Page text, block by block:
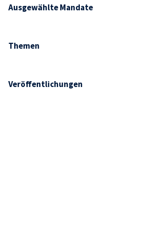
Ausgewählte Mandate
Themen
Veröffentlichungen